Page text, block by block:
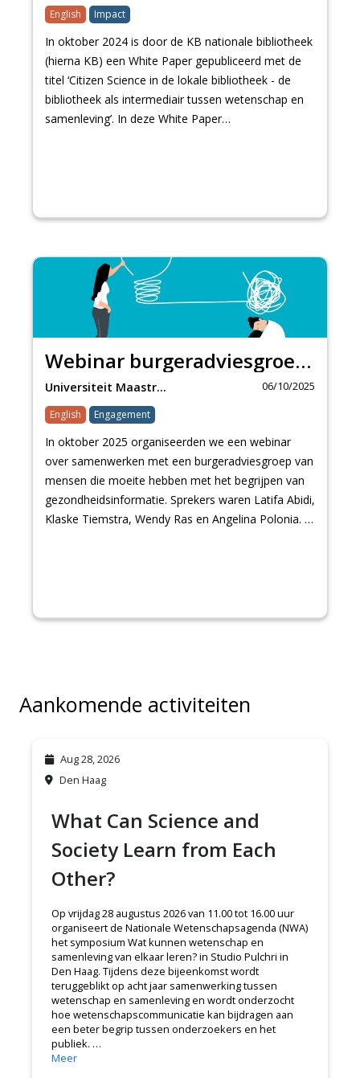
English Impact
In oktober 2024 is door de KB nationale bibliotheek
(hierna KB) een White Paper gepubliceerd met de
titel ‘Citizen Science in de lokale bibliotheek - de
bibliotheek als intermediair tussen wetenschap en
samenleving’. In deze White Paper…
Webinar burgeradviesgroep begrijpen van gezondheidsinformatie
Universiteit Maastr… 06/10/2025
English Engagement
In oktober 2025 organiseerden we een webinar
over samenwerken met een burgeradviesgroep van
mensen die moeite hebben met het begrijpen van
gezondheidsinformatie. Sprekers waren Latifa Abidi,
Klaske Tiemstra, Wendy Ras en Angelina Polonia. …
Aankomende activiteiten
Aug 28, 2026
Den Haag
What Can Science and
Society Learn from Each
Other?
Op vrijdag 28 augustus 2026 van 11.00 tot 16.00 uur
organiseert de Nationale Wetenschapsagenda (NWA)
het symposium Wat kunnen wetenschap en
samenleving van elkaar leren? in Studio Pulchri in
Den Haag. Tijdens deze bijeenkomst wordt
teruggeblikt op acht jaar samenwerking tussen
wetenschap en samenleving en wordt onderzocht
hoe wetenschapscommunicatie kan bijdragen aan
een beter begrip tussen onderzoekers en het
publiek. …
Meer